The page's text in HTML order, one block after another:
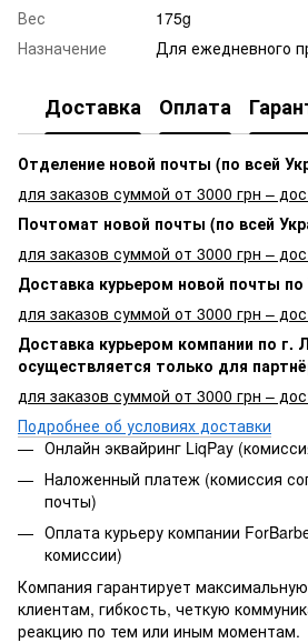
Вес
175g
Назначение
Для ежедневного
Доставка Оплата
Отделение новой почты (по всей
для заказов суммой от 3000 грн –
Почтомат новой почты (по всей
для заказов суммой от 3000 грн –
Доставка курьером новой почты по
для заказов суммой от 3000 грн –
Доставка курьером компании по г.
осуществляется только для
для заказов суммой от 3000 грн –
Подробнее об условиях доставки
Онлайн эквайринг LiqPay
Наложенный платеж (комиссия
почты)
Оплата курьеру компании
комиссии)
Компания гарантирует
клиентам, гибкость, четкую
реакцию по тем или иным моментам.